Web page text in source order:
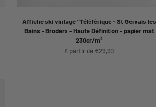
Affiche ski vintage "Téléférique - St Gervais les
Bains - Broders - Haute Définition - papier mat
230gr/m²
Prix de vente
A partir de €29,90